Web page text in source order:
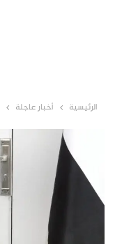
الرئيسية أخبار عاجلة